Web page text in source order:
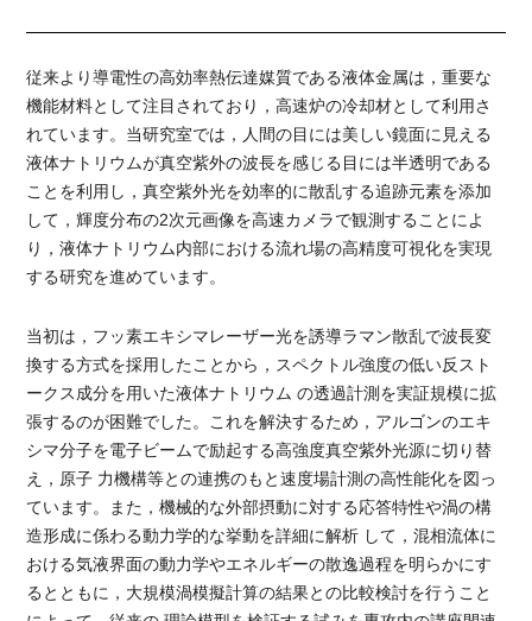
従来より導電性の高効率熱伝達媒質である液体金属は，重要な
機能材料として注目されており，高速炉の冷却材として利用さ
れています。当研究室では，人間の目には美しい鏡面に見える
液体ナトリウムが真空紫外の波長を感じる目には半透明である
ことを利用し，真空紫外光を効率的に散乱する追跡元素を添加
して，輝度分布の2次元画像を高速カメラで観測することによ
り，液体ナトリウム内部における流れ場の高精度可視化を実現
する研究を進めています。
当初は，フッ素エキシマレーザー光を誘導ラマン散乱で波長変
換する方式を採用したことから，スペクトル強度の低い反スト
ークス成分を用いた液体ナトリウム の透過計測を実証規模に拡
張するのが困難でした。これを解決するため，アルゴンのエキ
シマ分子を電子ビームで励起する高強度真空紫外光源に切り替
え，原子 力機構等との連携のもと速度場計測の高性能化を図っ
ています。また，機械的な外部摂動に対する応答特性や渦の構
造形成に係わる動力学的な挙動を詳細に解析 して，混相流体に
おける気液界面の動力学やエネルギーの散逸過程を明らかにす
るとともに，大規模渦模擬計算の結果との比較検討を行うこと